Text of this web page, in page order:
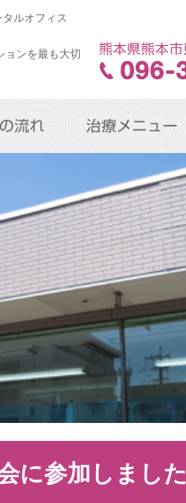
ルオフィス
ョンを最も大切
流れ 治療メニュー
に参加しました